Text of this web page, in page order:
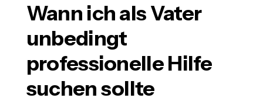
Wann ich als Vater
unbedingt
professionelle Hilfe
suchen sollte